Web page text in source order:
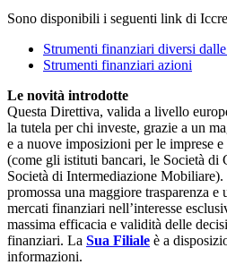
Sono disponibili i seguenti link di
Strumenti finanziari diversi
Strumenti finanziari azioni
Le novità introdotte
Questa Direttiva, valida a livello
la tutela per chi investe, grazie a un
e a nuove imposizioni per le imprese
(come gli istituti bancari, le Società di
Società di Intermediazione
promossa una maggiore trasparenza
mercati finanziari nell’interesse
massima efficacia e validità delle
finanziari. La Sua Filiale è a
informazioni.